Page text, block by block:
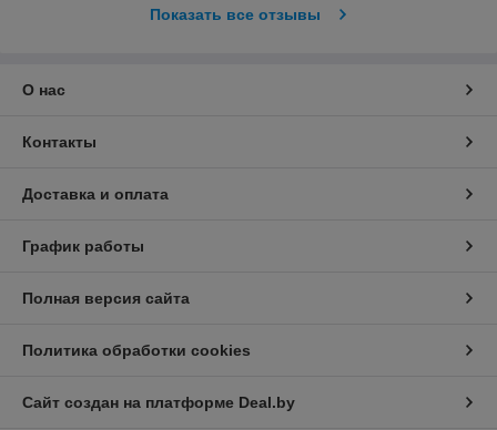
Показать все отзывы
О нас
Контакты
Доставка и оплата
График работы
Полная версия сайта
Политика обработки cookies
Сайт создан на платформе Deal.by